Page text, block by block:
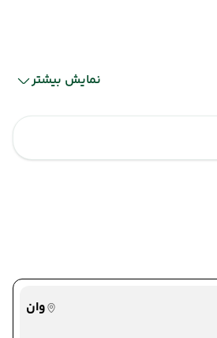
نمایش بیشتر
وان